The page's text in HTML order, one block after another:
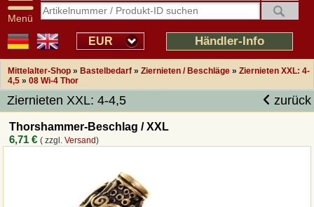
Menü
EUR Händler-Info
Mittelalter-Shop » Bastelbedarf » Ziernieten / Beschläge » Ziernieten XXL: 4-
4,5 » 08 Wi-4 Thor
Ziernieten XXL: 4-4,5 zurück
Thorshammer-Beschlag / XXL
6,71 € ( zzgl.Versand)
Freundlicher Service Prof. Auftragsabwicklung
Übersicht Mittelalter-Produkte
Impressum
Widerrufsfunktion